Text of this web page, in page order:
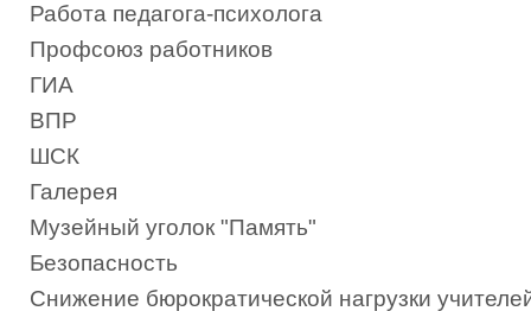
Работа педагога-психолога
Профсоюз работников
ГИА
ВПР
ШСК
Галерея
Музейный уголок "Память"
Безопасность
Снижение бюрократической нагрузки